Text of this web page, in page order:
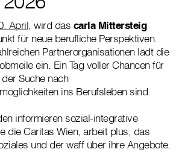
April, wird das carla Mittersteig
für neue berufliche Perspektiven.
Partnerorganisationen lädt die
ein. Ein Tag voller Chancen für
Suche nach
ins Berufsleben sind.
informieren sozial-integrative
die Caritas Wien, arbeit plus, das
und der waff über ihre Angebote.